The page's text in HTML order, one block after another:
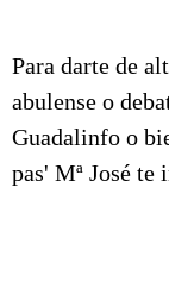
Para darte de
abulense o
Guadalinfo o
pas' Mª José